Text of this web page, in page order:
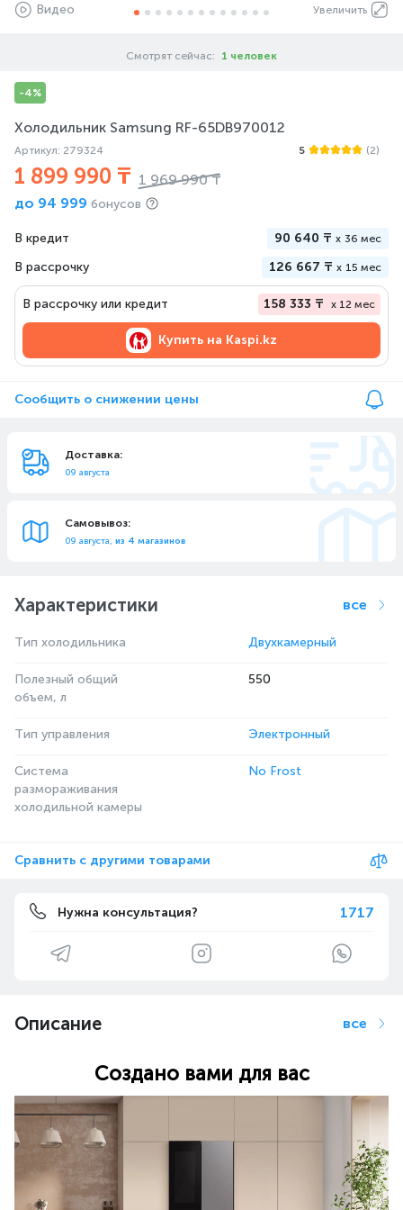
Увеличить
Видео
Смотрят сейчас: 1 человек
-4%
Холодильник Samsung RF-65DB970012
Артикул: 279324 5 (2)
1 899 990 ₸ 1 969 990 ₸
до 94 999 бонусов
В кредит 90 640 ₸ x 36 мес
В рассрочку 126 667 ₸ x 15 мес
В рассрочку или кредит 158 333 ₸ x 12 мес
Купить на Kaspi.kz
Сообщить о снижении цены
Доставка:
09 августа
Самовывоз:
09 августа, из 4 магазинов
Характеристики все
Тип холодильника Двухкамерный
Полезный общий
объем, л
550
Тип управления Электронный
Система
размораживания
холодильной камеры
No Frost
Сравнить с другими товарами
Нужна консультация? 1717
Описание все
Создано вами для вас